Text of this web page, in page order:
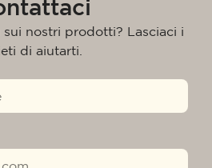
nostri prodotti? Lasciaci i
di aiutarti.